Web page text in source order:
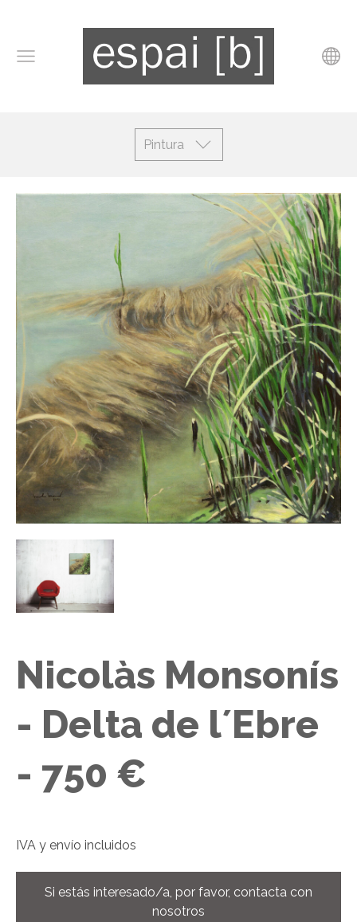
Pintura
Nicolàs Monsonís
- Delta de l´Ebre
- 750 €
IVA y envío incluidos
Si estás interesado/a, por favor, contacta con
nosotros